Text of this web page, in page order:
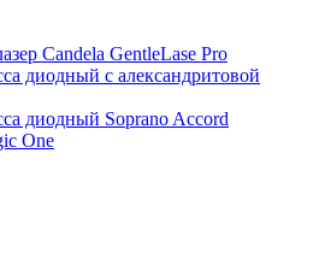
Candela GentleLase Pro
диодный с александритовой
диодный Soprano Accord
One